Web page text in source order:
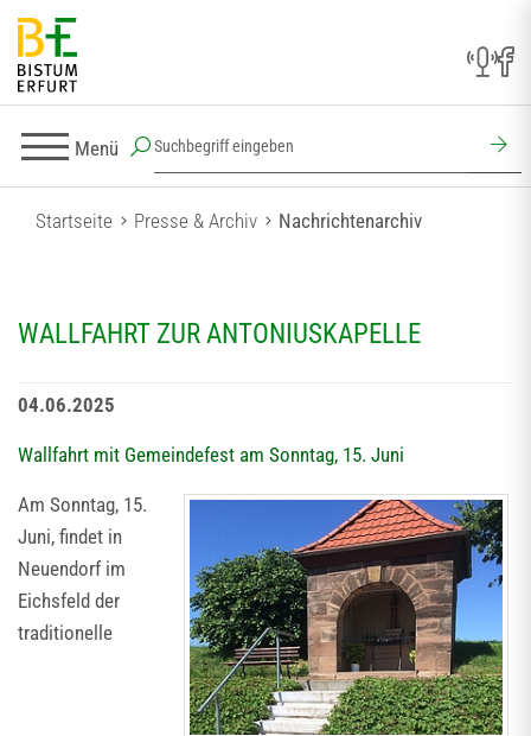
Menü
Startseite Presse & Archiv Nachrichtenarchiv
WALLFAHRT ZUR ANTONIUSKAPELLE
04.06.2025
Wallfahrt mit Gemeindefest am Sonntag, 15. Juni
Am Sonntag, 15.
Juni, findet in
Neuendorf im
Eichsfeld der
traditionelle